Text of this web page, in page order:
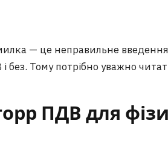
— це неправильне введення
без. Тому потрібно уважно
ПДВ для